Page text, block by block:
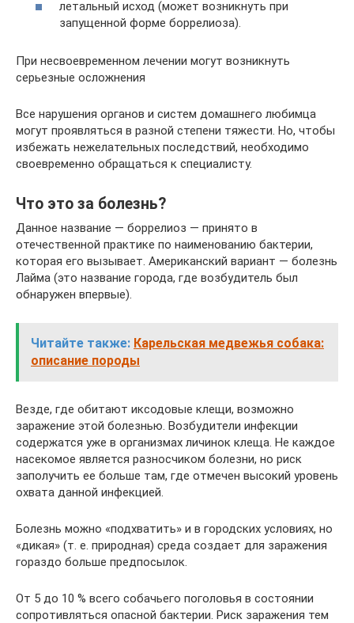
летальный исход (может возникнуть при
запущенной форме боррелиоза).
При несвоевременном лечении могут возникнуть
серьезные осложнения
Все нарушения органов и систем домашнего любимца
могут проявляться в разной степени тяжести. Но, чтобы
избежать нежелательных последствий, необходимо
своевременно обращаться к специалисту.
Что это за болезнь?
Данное название — боррелиоз — принято в
отечественной практике по наименованию бактерии,
которая его вызывает. Американский вариант — болезнь
Лайма (это название города, где возбудитель был
обнаружен впервые).
Читайте также: Карельская медвежья собака:
описание породы
Везде, где обитают иксодовые клещи, возможно
заражение этой болезнью. Возбудители инфекции
содержатся уже в организмах личинок клеща. Не каждое
насекомое является разносчиком болезни, но риск
заполучить ее больше там, где отмечен высокий уровень
охвата данной инфекцией.
Болезнь можно «подхватить» и в городских условиях, но
«дикая» (т. е. природная) среда создает для заражения
гораздо больше предпосылок.
От 5 до 10 % всего собачьего поголовья в состоянии
сопротивляться опасной бактерии. Риск заражения тем